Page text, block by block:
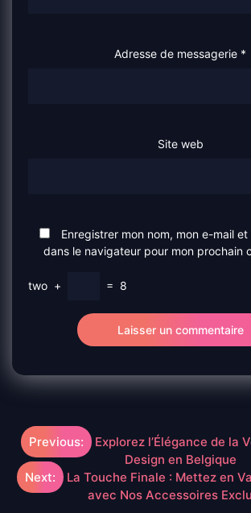
Adresse de messagerie *
Site web
Enregistrer mon nom, mon e-mail
dans le navigateur pour mon prochain
two + = 8
Navigation
de
Previous:
Explorez l’Élégance de la
Design en Belgique
Next:
La Touche Finale : Mettez en
avec Nos Accessoires